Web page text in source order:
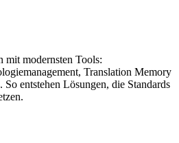
mit modernsten Tools:
Translation Memory
entstehen Lösungen, die Standards